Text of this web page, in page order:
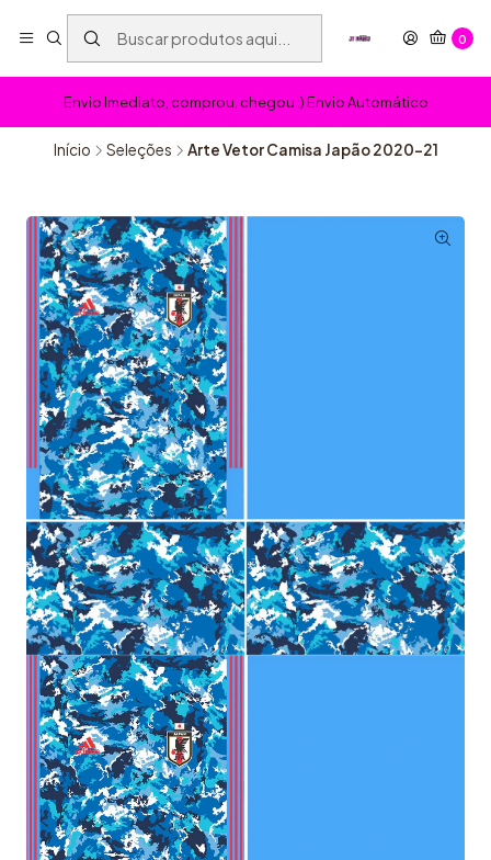
0
Envio Imediato, comprou, chegou :) Envio Automático
Início Seleções Arte Vetor Camisa Japão 2020-21